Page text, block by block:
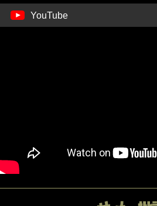
YouTube